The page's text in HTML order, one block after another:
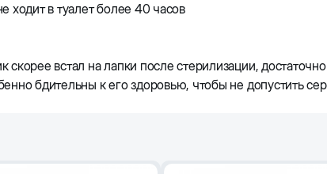
ходит в туалет более 40 часов
скорее встал на лапки после стерилизации,
бдительны к его здоровью, чтобы не допустить